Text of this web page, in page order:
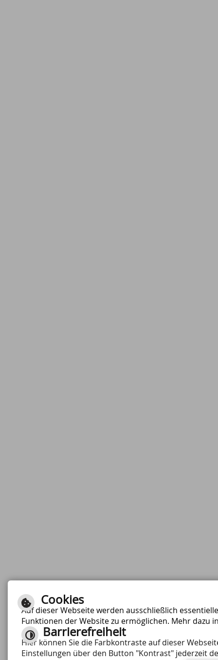
Cookies
Auf dieser Webseite werden ausschließlich
Funktionen der Website zu ermöglichen. Mehr dazu
Barrierefreiheit
Hier können Sie die Farbkontraste auf dieser
Einstellungen über den Button "Kontrast" jederzeit